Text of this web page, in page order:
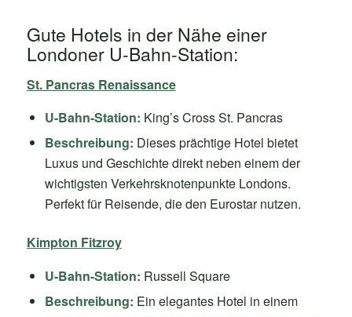
Gute Hotels in der Nähe einer
Londoner U-Bahn-Station:
St. Pancras Renaissance
U-Bahn-Station: King’s Cross St. Pancras
Beschreibung: Dieses prächtige Hotel bietet
Luxus und Geschichte direkt neben einem der
wichtigsten Verkehrsknotenpunkte Londons.
Perfekt für Reisende, die den Eurostar nutzen.
Kimpton Fitzroy
U-Bahn-Station: Russell Square
Beschreibung: Ein elegantes Hotel in einem